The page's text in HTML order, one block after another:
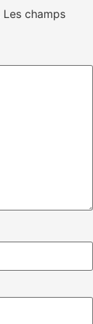
Les champs